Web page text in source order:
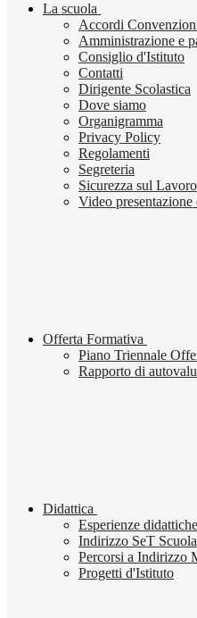
La scuola
Accordi
Amministrazione e
Consiglio d'Istituto
Contatti
Dirigente Scolastica
Dove siamo
Organigramma
Privacy Policy
Regolamenti
Segreteria
Sicurezza sul Lavoro
Video presentazione
Offerta Formativa
Piano Triennale
Rapporto di
Didattica
Esperienze didattiche
Indirizzo SeT
Percorsi a Indirizzo
Progetti d'Istituto